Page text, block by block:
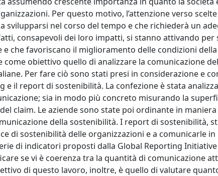
Per questo motivo, l’attenzione verso
svilupparsi nel corso del tempo e che richiederà un
consapevoli dei loro impatti, si stanno attivando
che favoriscano il miglioramento delle condizioni
come obiettivo quello di analizzare la comunicazione
Per fare ciò sono stati presi in considerazione e
e il report di sostenibilità. La confezione è stata
sia in modo più concreto misurando la
claim. Le aziende sono state poi ordinante in
della sostenibilità. I report di sostenibilità,
di sostenibilità delle organizzazioni e a comunicarle
di indicatori proposti dalla Global Reporting
se vi è coerenza tra la quantità di comunicazione
di questo lavoro, inoltre, è quello di valutare